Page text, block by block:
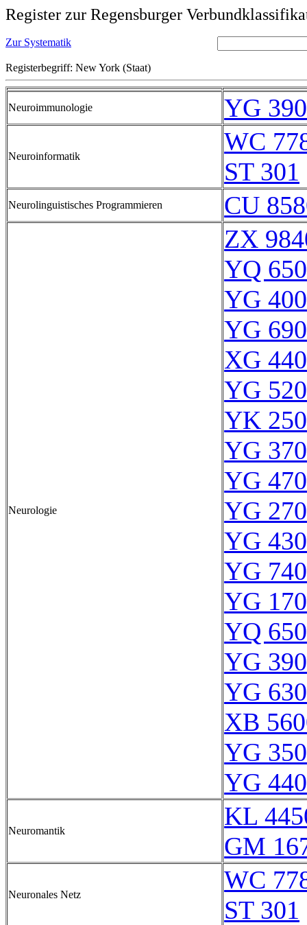
Register zur Regensburger
Zur Systematik
Registerbegriff: New York (Staat)
Neuroimmunologie YG
Neuroinformatik
WC
ST 301
Neurolinguistisches Programmieren CU
Neurologie
ZX
YQ
YG
YG
XG
YG
YK
YG
YG
YG
YG
YG
YG
YQ
YG
YG
XB
YG
YG
Neuromantik
KL
GM
Neuronales Netz
WC
ST 301